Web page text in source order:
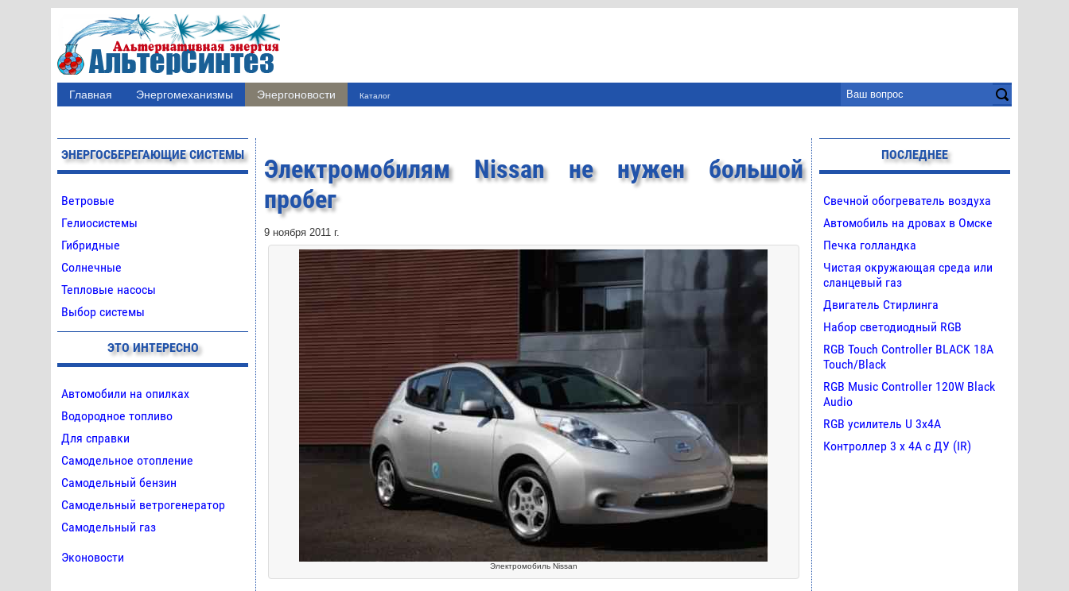
Главная Энергомеханизмы Энергоновости Каталог
ЭНЕРГОСБЕРЕГАЮЩИЕ СИСТЕМЫ
Ветровые
Гелиосистемы
Гибридные
Солнечные
Тепловые насосы
Выбор системы
ЭТО ИНТЕРЕСНО
Автомобили на опилках
Водородное топливо
Для справки
Самодельное отопление
Самодельный бензин
Самодельный ветрогенератор
Самодельный газ
Эконовости
Электромобилям Nissan не нужен большой
пробег
9 ноября 2011 г.
Электромобиль Nissan
ПОСЛЕДНЕЕ
Свечной обогреватель воздуха
Автомобиль на дровах в Омске
Печка голландка
Чистая окружающая среда или
сланцевый газ
Двигатель Стирлинга
Набор светодиодный RGB
RGB Touch Controller BLACK 18A
Touch/Black
RGB Music Controller 120W Black
Audio
RGB усилитель U 3х4A
Контроллер 3 х 4А с ДУ (IR)